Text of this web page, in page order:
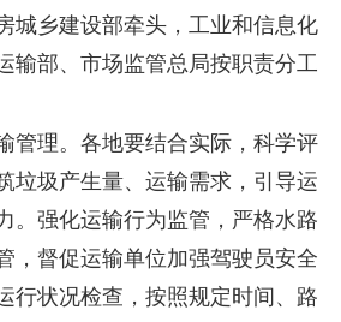
城乡建设部牵头，工业和信息化
输部、市场监管总局按职责分工
管理。 各地要结合实际，科学评
垃圾产生量、运输需求，引导运
。强化运输行为监管，严格水路
，督促运输单位加强驾驶员安全
行状况检查，按照规定时间、路